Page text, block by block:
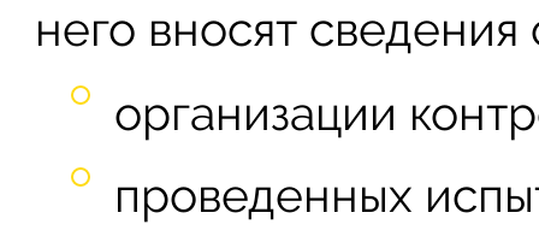
него вносят сведения
организации
проведенных